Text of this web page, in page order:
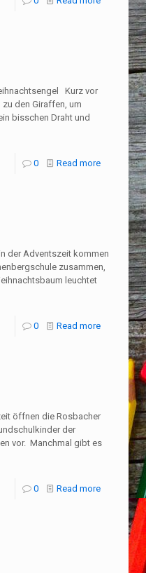
Kurz vor
den Giraffen, um
bisschen Draht und
0 Read more
der Adventszeit kommen
zusammen,
leuchtet
0 Read more
öffnen die Rosbacher
der
vor. Manchmal gibt es
0 Read more